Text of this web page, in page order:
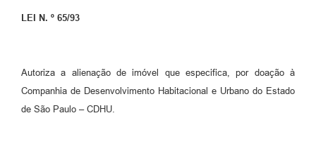
Meio Ambiente
SIAFIC
LEI N. º 65/93
Autoriza a alienação de imóvel que especifica, por doação à
Companhia de Desenvolvimento Habitacional e Urbano do Estado
de São Paulo – CDHU.